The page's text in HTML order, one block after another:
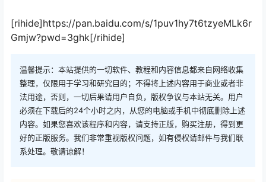
[rihide]https://pan.baidu.com/s/1puv1hy7t6tzyeMLk6r
Gmjw?pwd=3ghk[/rihide]
温馨提示：本站提供的一切软件、教程和内容信息都来自网络收集
整理，仅限用于学习和研究目的；不得将上述内容用于商业或者非
法用途，否则，一切后果请用户自负，版权争议与本站无关。用户
必须在下载后的24个小时之内，从您的电脑或手机中彻底删除上述
内容。如果您喜欢该程序和内容，请支持正版，购买注册，得到更
好的正版服务。我们非常重视版权问题，如有侵权请邮件与我们联
系处理。敬请谅解！